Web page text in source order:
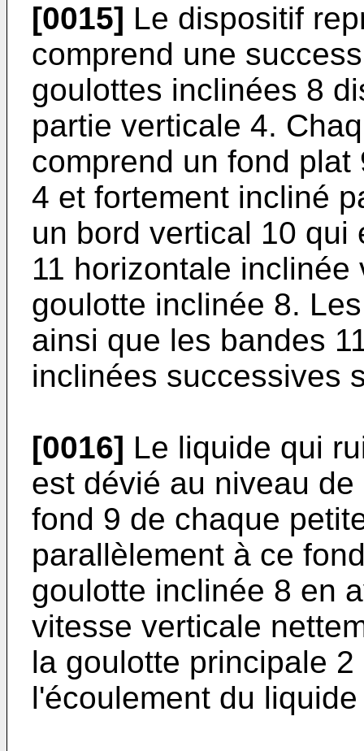
[0015] Le dispositif
comprend une
goulottes inclinées 8
partie verticale 4.
comprend un fond
4 et fortement incliné
un bord vertical 10 qui
11 horizontale
goulotte inclinée 8.
ainsi que les bandes
inclinées successives
[0016] Le liquide qui
est dévié au niveau
fond 9 de chaque
parallèlement à ce
goulotte inclinée 8 en
vitesse verticale
la goulotte principale
l'écoulement du